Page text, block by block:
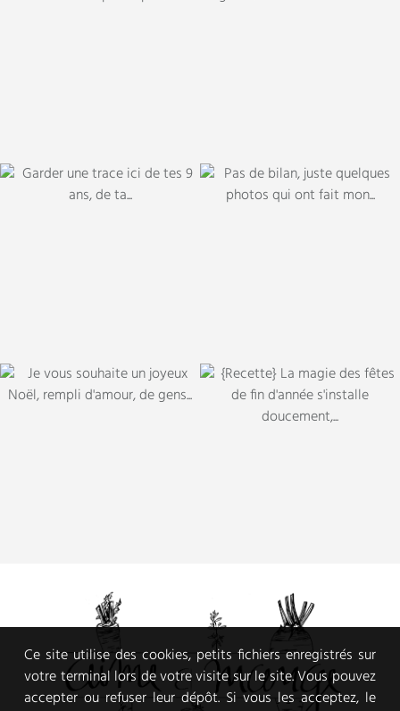
Ce site utilise des cookies, petits fichiers enregistrés sur
votre terminal lors de votre visite sur le site. Vous pouvez
accepter ou refuser leur dépôt. Si vous les acceptez, le